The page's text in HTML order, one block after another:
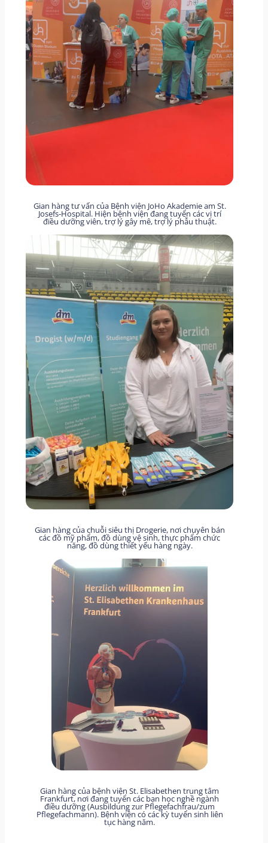
Gian hàng tư vấn của Bệnh viện JoHo Akademie am St.
Josefs-Hospital. Hiện bệnh viện đang tuyển các vị trí
điều dưỡng viên, trợ lý gây mê, trợ lý phẫu thuật.
Gian hàng của chuỗi siêu thị Drogerie, nơi chuyên bán
các đồ mỹ phẩm, đồ dùng vệ sinh, thực phẩm chức
năng, đồ dùng thiết yếu hàng ngày.
Gian hàng của bệnh viện St. Elisabethen trung tâm
Frankfurt, nơi đang tuyển các bạn học nghề ngành
điều dưỡng (Ausbildung zur Pflegefachfrau/zum
Pflegefachmann). Bệnh viện có các kỳ tuyển sinh liên
tục hàng năm.